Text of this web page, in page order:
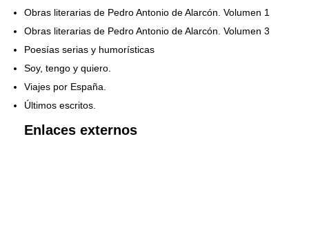
Obras literarias de Pedro Antonio de Alarcón. Volumen 1
Obras literarias de Pedro Antonio de Alarcón. Volumen 3
Poesías serias y humorísticas
Soy, tengo y quiero.
Viajes por España.
Últimos escritos.
Enlaces externos